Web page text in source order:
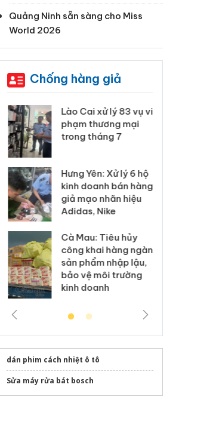
Quảng Ninh sẵn sàng cho Miss
World 2026
Chống hàng giả
Lào Cai xử lý 83 vụ vi
phạm thương mại
trong tháng 7
Hưng Yên: Xử lý 6 hộ
kinh doanh bán hàng
giả mạo nhãn hiệu
Adidas, Nike
Cà Mau: Tiêu hủy
công khai hàng ngàn
sản phẩm nhập lậu,
bảo vệ môi trường
kinh doanh
dán phim cách nhiệt ô tô
Sửa máy rửa bát bosch